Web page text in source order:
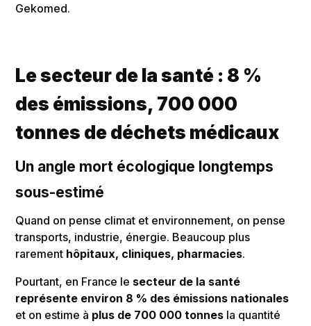
Gekomed.
Le secteur de la santé : 8 %
des émissions, 700 000
tonnes de déchets médicaux
Un angle mort écologique longtemps
sous-estimé
Quand on pense climat et environnement, on pense
transports, industrie, énergie. Beaucoup plus
rarement hôpitaux, cliniques, pharmacies.
Pourtant, en France le secteur de la santé
représente environ 8 % des émissions nationales
et on estime à plus de 700 000 tonnes la quantité